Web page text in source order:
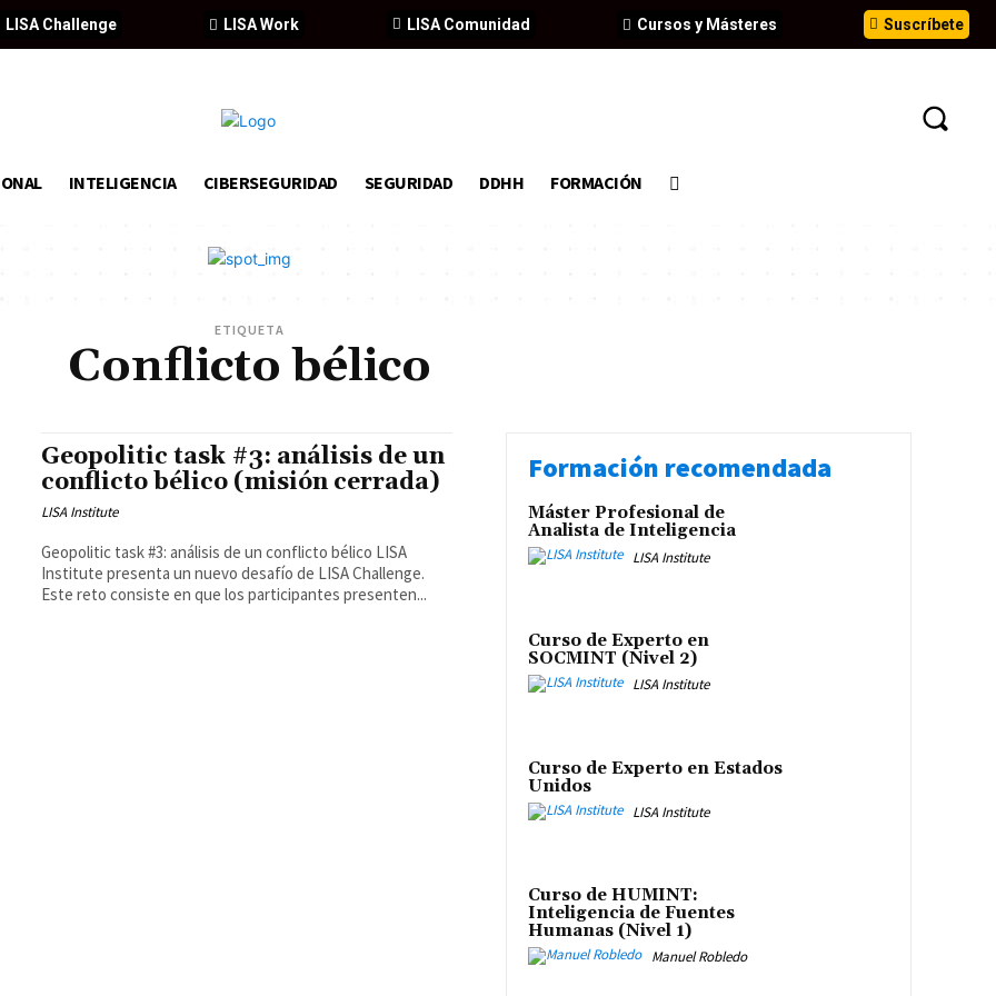
Suscríbete
Cursos y Másteres
LISA Comunidad
LISA Work
LISA Challenge
INTELIGENCIA CIBERSEGURIDAD SEGURIDAD DDHH FORMACIÓN
ETIQUETA
Conflicto bélico
Geopolitic task #3: análisis de un
conflicto bélico (misión cerrada)
LISA Institute
Geopolitic task #3: análisis de un conflicto bélico LISA
Institute presenta un nuevo desafío de LISA Challenge.
Este reto consiste en que los participantes presenten...
Formación recomendada
Máster Profesional de
Analista de Inteligencia
LISA Institute
Curso de Experto en
SOCMINT (Nivel 2)
LISA Institute
Curso de Experto en Estados
Unidos
LISA Institute
Curso de HUMINT:
Inteligencia de Fuentes
Humanas (Nivel 1)
Manuel Robledo